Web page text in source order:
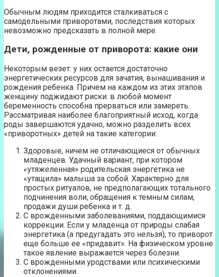
Обычным людям приходится сталкиваться с
самодельными приворотами, последствия которых
невозможно предсказать в полной мере.
Дети, рожденные от приворота: какие они
Некоторым везет: у них остается достаточно
энергетических ресурсов для зачатия, вынашивания и
рождения ребенка. Причем на каждом из этих этапов
женщину поджидают риски: в любой момент
беременность способна прерваться или замереть.
Рассматривая наиболее благоприятный исход, когда
роды завершаются удачно, можно разделить всех
«приворотных» детей на такие категории:
Здоровые, ничем не отличающиеся от обычных
младенцев. Удачный вариант, при котором
«утяжеленная» родительская энергетика не
«утащила» малыша за собой. Характерно для
простых ритуалов, не предполагающих тотального
подчинения воли, обращения к темным силам,
продажи души ребенка и т. д.
С врожденными заболеваниями, поддающимися
коррекции. Если у младенца от природы слабая
энергетика (а предугадать это нельзя), то приворот
еще больше ее «придавит». На физическом уровне
такое явление выражается через болезни.
С врожденными уродствами или психическими
отклонениями.